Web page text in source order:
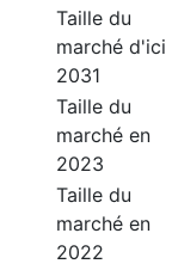
Taille du
marché d'ici
2031
Taille du
marché en
2023
Taille du
marché en
2022